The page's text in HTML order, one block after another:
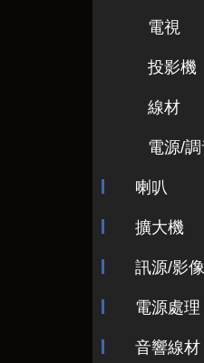
電視
投影機
線材
電源/
喇叭
擴大機
訊源/影像
電源處理
音響線材